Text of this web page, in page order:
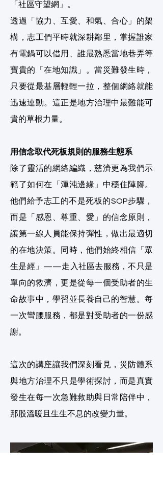
「社區守望網」。
透過「協力、互愛、和氣、合心」的架
構，志工們平時就深耕鄰里，掌握誰家
有電鍋可以借用、誰最熟悉當地巷弄等
寶貴的「在地知識」。當災難發生時，
只要從最基層輕輕一拉，整個網絡就能
迅速連動。這正是地方治理中最難能可
貴的草根力量。
用信念取代死板規則的服務生態系
除了靈活的網絡編織，慈濟更為我們示
範了如何在「渾沌邊緣」中穩住陣腳。
他們給予志工的不是死板的SOP步驟，
而是「感恩、尊重、愛」的信念原則，
讓第一線人員能保持彈性，做出最適切
的在地決策。同時，他們始終相信「眾
生是經」——走入社區去服務，不只是
單向的救濟，更是從每一個受助者的生
命故事中，學習並長養自己的智慧。每
一次彎腰服務，都是對受助者的一份感
謝。
這次的講座讓我們深刻看見，災防體系
與地方治理不只是學術探討，而是真實
發生在每一次急難救助與日常陪伴中，
那股溫暖且生生不息的改變力量。